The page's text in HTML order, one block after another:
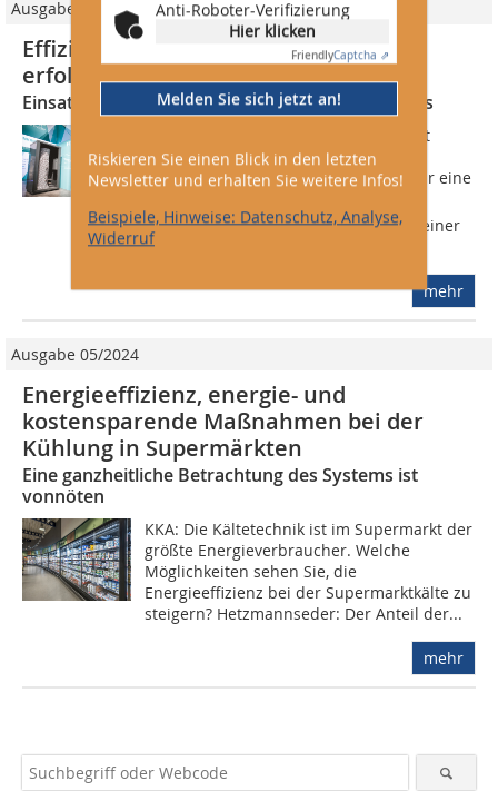
Anti-Roboter-Verifizierung
Hier klicken
FriendlyCaptcha ⇗
Melden Sie sich jetzt an!
Riskieren Sie einen Blick in den letzten
Newsletter und erhalten Sie weitere Infos!
Beispiele, Hinweise: Datenschutz, Analyse,
Widerruf
Ausgabe 01/2018
Effizienz einer CO2-Kälteanlage
erfolgreich steigern
Einsatz des FTE-Systems in einem SB-Warenhaus
Welche Kältetechnikanlage ermöglicht
momentan an jedem Standort und
unabhängig von der Außentemperatur eine
geringem technischen Aufwand und einer
kurzen...
mehr
Ausgabe 05/2024
Energieeffizienz, energie- und
kostensparende Maßnahmen bei der
Kühlung in Supermärkten
Eine ganzheitliche Betrachtung des Systems ist
vonnöten
KKA: Die Kältetechnik ist im Supermarkt der
größte Energieverbraucher. Welche
Möglichkeiten sehen Sie, die
Energieeffizienz bei der Supermarktkälte zu
steigern? Hetzmannseder: Der Anteil der...
mehr